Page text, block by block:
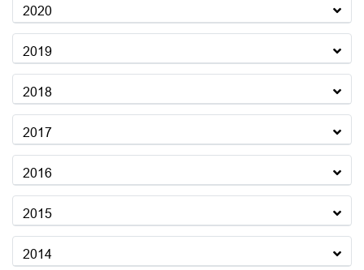
2020
2019
2018
2017
2016
2015
2014